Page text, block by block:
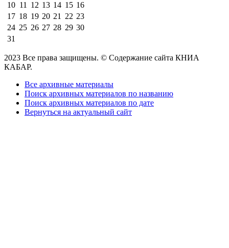
10 11 12 13 14 15 16
17 18 19 20 21 22 23
24 25 26 27 28 29 30
31
2023 Все права защищены. © Содержание сайта КНИА
КАБАР.
Все архивные материалы
Поиск архивных материалов по названию
Поиск архивных материалов по дате
Вернуться на актуальный сайт